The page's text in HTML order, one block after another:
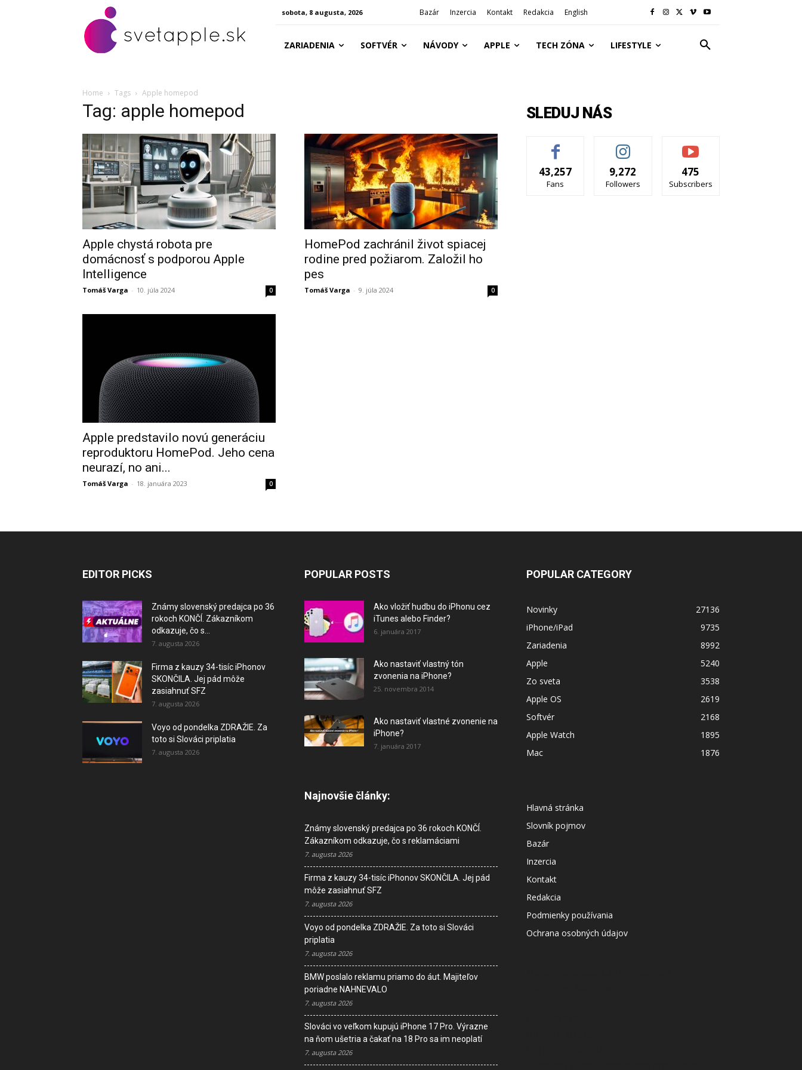
sobota, 8 augusta, 2026 Bazár Inzercia Kontakt Redakcia English
ZARIADENIA SOFTVÉR NÁVODY APPLE TECH ZÓNA LIFESTYLE
Home Tags Apple homepod
Tag: apple homepod
Apple chystá robota pre
domácnosť s podporou Apple
Intelligence
Tomáš Varga - 10. júla 2024 0
HomePod zachránil život spiacej
rodine pred požiarom. Založil ho
pes
Tomáš Varga - 9. júla 2024 0
Apple predstavilo novú generáciu
reproduktoru HomePod. Jeho cena
neurazí, no ani...
Tomáš Varga - 18. januára 2023 0
SLEDUJ NÁS
43,257
Fans
9,272
Followers
475
Subscribers
EDITOR PICKS
Známy slovenský predajca po 36
rokoch KONČÍ. Zákazníkom
odkazuje, čo s...
7. augusta 2026
Firma z kauzy 34-tisíc iPhonov
SKONČILA. Jej pád môže
zasiahnuť SFZ
7. augusta 2026
Voyo od pondelka ZDRAŽIE. Za
toto si Slováci priplatia
7. augusta 2026
POPULAR POSTS
Ako vložiť hudbu do iPhonu cez
iTunes alebo Finder?
6. januára 2017
Ako nastaviť vlastný tón
zvonenia na iPhone?
25. novembra 2014
Ako nastaviť vlastné zvonenie na
iPhone?
7. januára 2017
Najnovšie články:
Známy slovenský predajca po 36 rokoch KONČÍ.
Zákazníkom odkazuje, čo s reklamáciami
7. augusta 2026
Firma z kauzy 34-tisíc iPhonov SKONČILA. Jej pád
môže zasiahnuť SFZ
7. augusta 2026
Voyo od pondelka ZDRAŽIE. Za toto si Slováci
priplatia
7. augusta 2026
BMW poslalo reklamu priamo do áut. Majiteľov
poriadne NAHNEVALO
7. augusta 2026
Slováci vo veľkom kupujú iPhone 17 Pro. Výrazne
na ňom ušetria a čakať na 18 Pro sa im neoplatí
7. augusta 2026
POPULAR CATEGORY
Novinky
27136
iPhone/iPad
9735
Zariadenia
8992
Apple
5240
Zo sveta
3538
Apple OS
2619
Softvér
2168
Apple Watch
1895
Mac
1876
Hlavná stránka
Slovník pojmov
Bazár
Inzercia
Kontakt
Redakcia
Podmienky používania
Ochrana osobných údajov